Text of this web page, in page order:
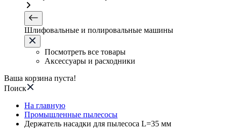
Шлифовальные и полировальные машины
Посмотреть все товары
Аксессуары и расходники
Ваша корзина пуста!
Поиск
На главную
Промышленные пылесосы
Держатель насадки для пылесоса L=35 мм